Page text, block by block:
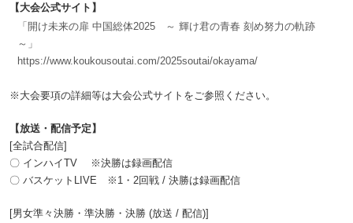
【大会公式サイト】
「開け未来の扉 中国総体2025 ～ 輝け君の青春 刻め努力の軌跡
～」
https://www.koukousoutai.com/2025soutai/okayama/
※大会要項の詳細等は大会公式サイトをご参照ください。
【放送・配信予定】
[全試合配信]
〇 インハイTV ※決勝は録画配信
〇 バスケットLIVE ※1・2回戦 / 決勝は録画配信
[男女準々決勝・準決勝・決勝 (放送 / 配信)]